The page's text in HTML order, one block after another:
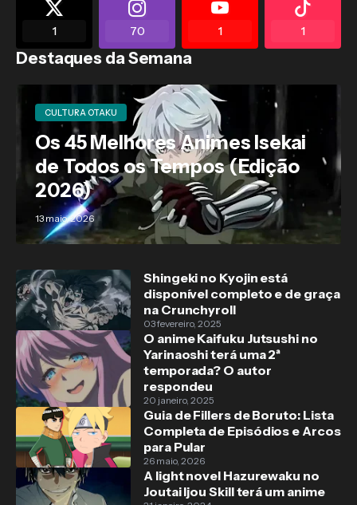
1 70 1 1
Destaques da Semana
CULTURA OTAKU
Os 45 Melhores Animes Isekai
de Todos os Tempos (Edição
2026)
13 maio, 2026
Shingeki no Kyojin está
disponível completo e de graça
na Crunchyroll
03 fevereiro, 2025
O anime Kaifuku Jutsushi no
Yarinaoshi terá uma 2ª
temporada? O autor
respondeu
20 janeiro, 2025
Guia de Fillers de Boruto: Lista
Completa de Episódios e Arcos
para Pular
26 maio, 2026
A light novel Hazurewaku no
Joutai Ijou Skill terá um anime